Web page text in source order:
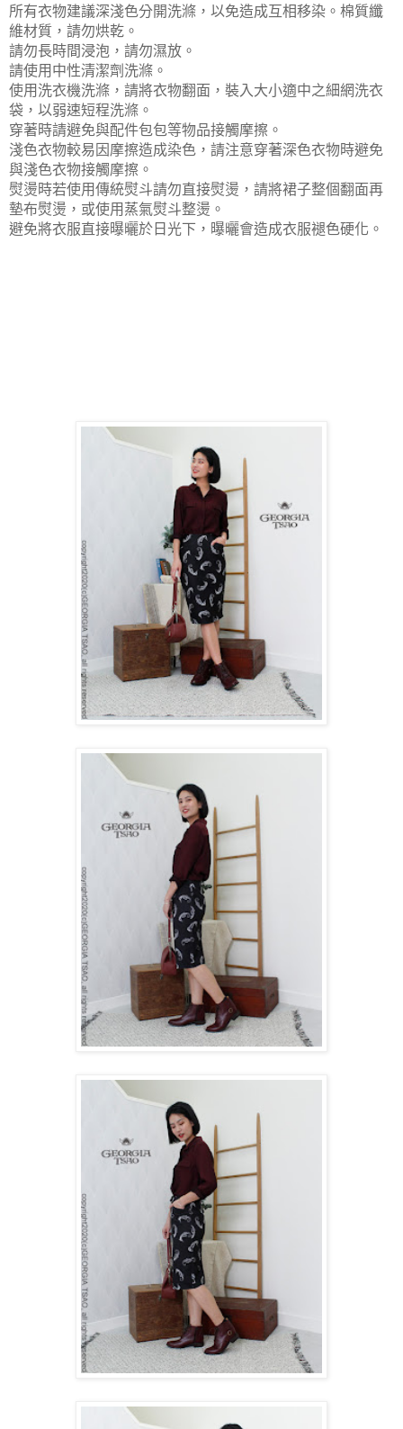
所有衣物建議深淺色分開洗滌，以免造成互相移染。 棉質纖
維材質，請勿烘乾。
請勿長時間浸泡，請勿濕放。
請使用中性清潔劑洗滌。
使用洗衣機洗滌，請將衣物翻面，裝入大小適中之細網洗衣
袋，以弱速短程洗滌。
穿著時請避免與配件包包等物品接觸摩擦。
淺色衣物較易因摩擦造成染色，請注意穿著深色衣物時避免
與淺色衣物接觸摩擦。
熨燙時若使用傳統熨斗請勿直接熨燙，請將裙子整個翻面再
墊布熨燙，或使用蒸氣熨斗整燙。
避免將衣服直接曝曬於日光下，曝曬會造成衣服褪色硬化。